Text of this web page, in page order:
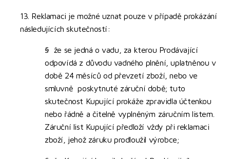
13. Reklamaci je možné uznat pouze v případě prokázání
následujících skutečností:
§ že se jedná o vadu, za kterou Prodávající
odpovídá z důvodu vadného plnění, uplatněnou v
době 24 měsíců od převzetí zboží, nebo ve
smluvně poskytnuté záruční době; tuto
skutečnost Kupující prokáže zpravidla účtenkou
nebo řádně a čitelně vyplněným záručním listem.
Záruční list Kupující předloží vždy při reklamaci
zboží, jehož záruku prodloužil výrobce;